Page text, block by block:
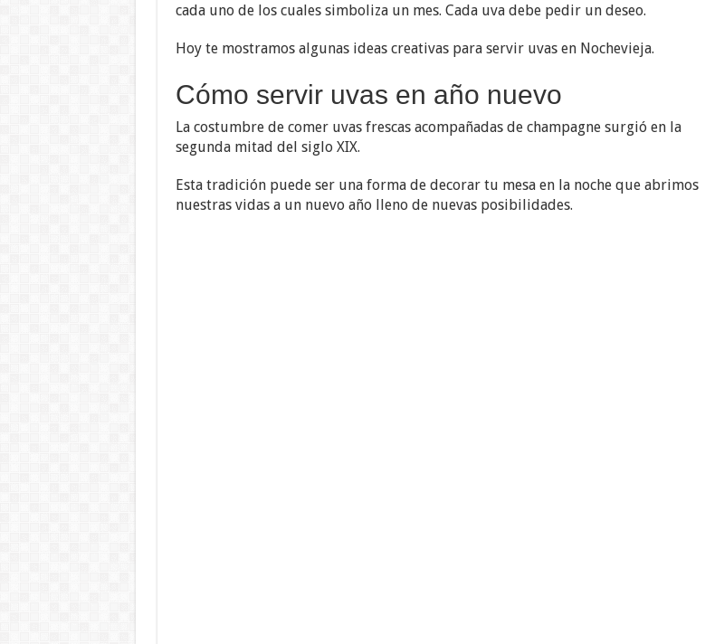
cada uno de los cuales simboliza un mes. Cada uva debe pedir un deseo.
Hoy te mostramos algunas ideas creativas para servir uvas en Nochevieja.
Cómo servir uvas en año nuevo
La costumbre de comer uvas frescas acompañadas de champagne surgió en la
segunda mitad del siglo XIX.
Esta tradición puede ser una forma de decorar tu mesa en la noche que abrimos
nuestras vidas a un nuevo año lleno de nuevas posibilidades.